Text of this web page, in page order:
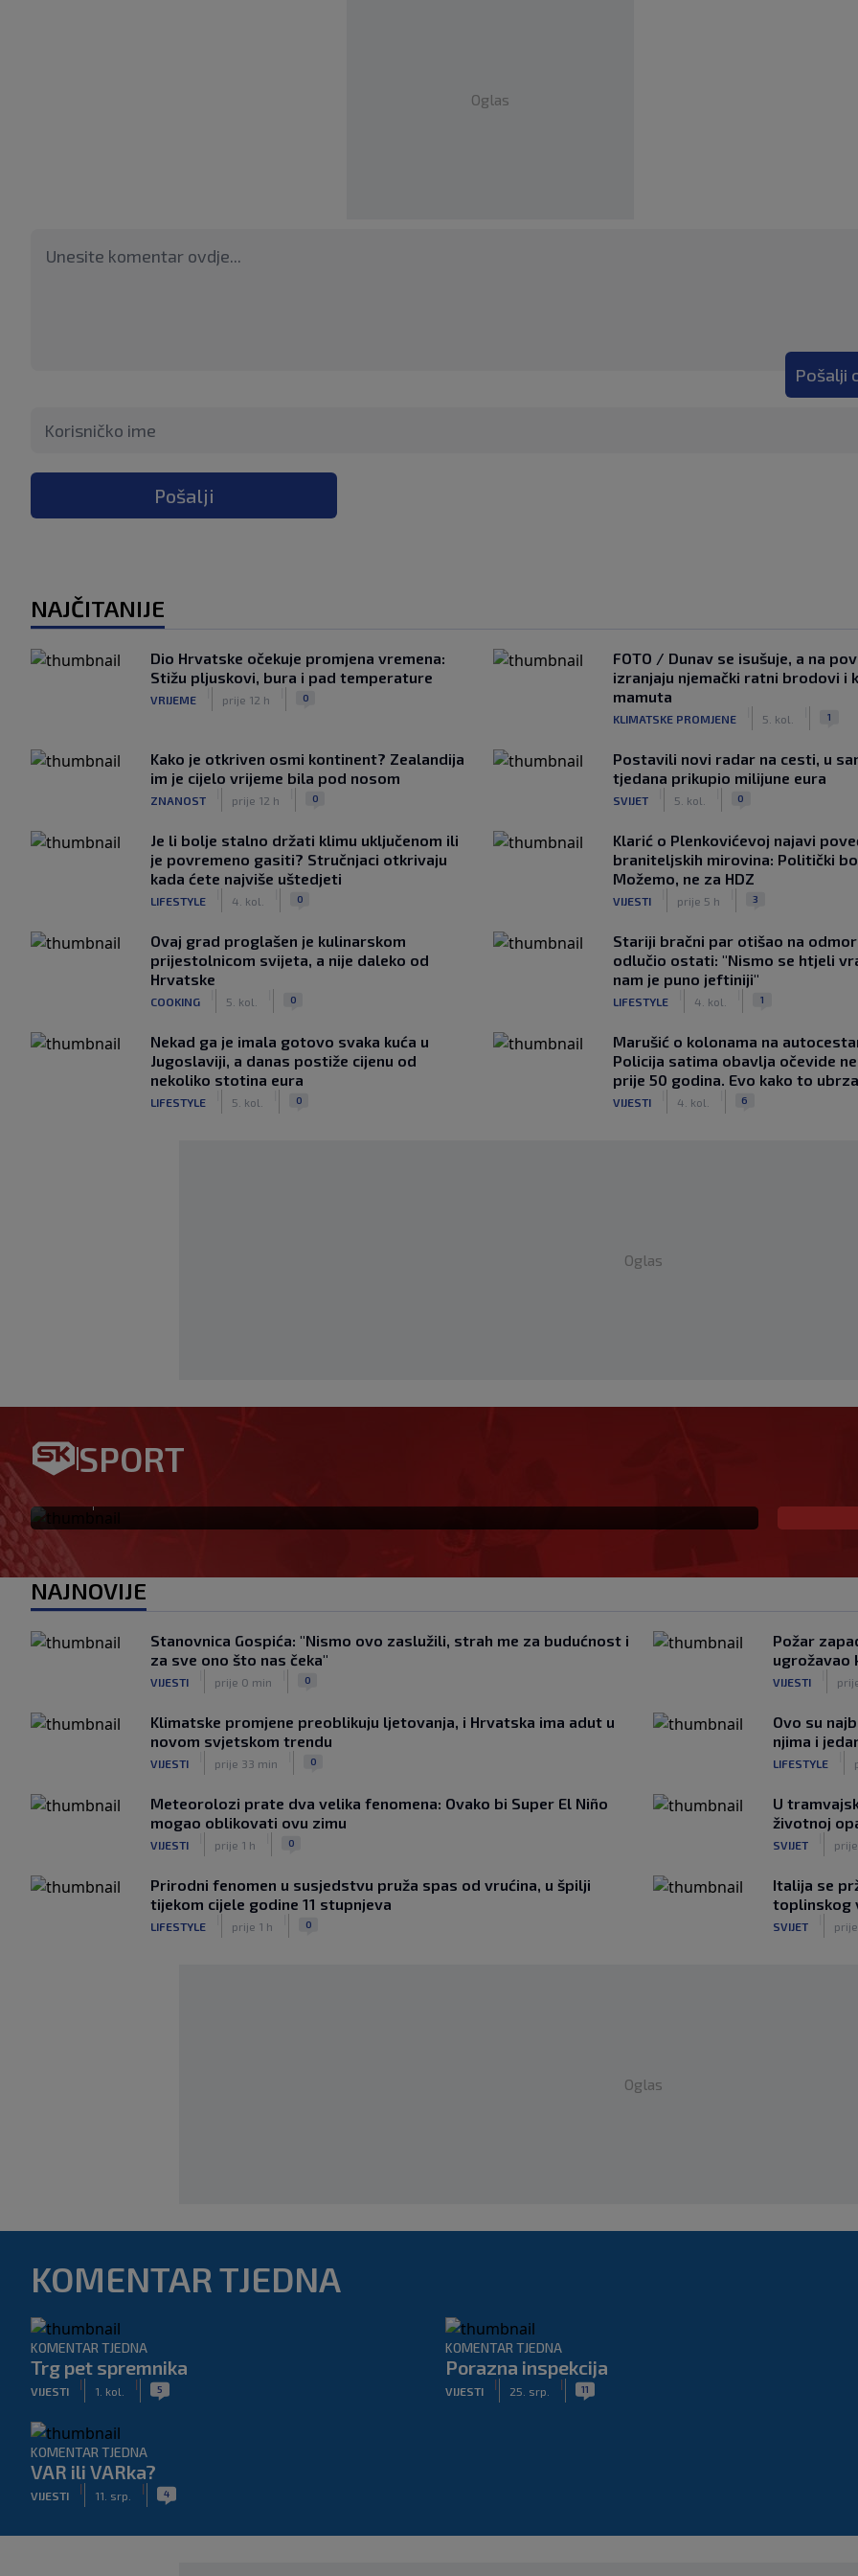
Oglas
Pošalji
Pošalji
NAJČITANIJE
Dio Hrvatske očekuje promjena vremena:
Stižu pljuskovi, bura i pad temperature
VRIJEME prije 12 h 0
FOTO / Dunav se isušuje, a na
izranjaju njemački ratni brodovi i
mamuta
KLIMATSKE PROMJENE 5. kol. 1
Kako je otkriven osmi kontinent? Zealandija
im je cijelo vrijeme bila pod nosom
ZNANOST prije 12 h 0
Postavili novi radar na cesti, u
tjedana prikupio milijune eura
SVIJET 5. kol. 0
Je li bolje stalno držati klimu uključenom ili
je povremeno gasiti? Stručnjaci otkrivaju
kada ćete najviše uštedjeti
LIFESTYLE 4. kol. 0
Klarić o Plenkovićevoj najavi
braniteljskih mirovina: Politički
Možemo, ne za HDZ
VIJESTI prije 5 h 3
Ovaj grad proglašen je kulinarskom
prijestolnicom svijeta, a nije daleko od
Hrvatske
COOKING 5. kol. 0
Stariji bračni par otišao na
odlučio ostati: "Nismo se htjeli
nam je puno jeftiniji"
LIFESTYLE 4. kol. 1
Nekad ga je imala gotovo svaka kuća u
Jugoslaviji, a danas postiže cijenu od
nekoliko stotina eura
LIFESTYLE 5. kol. 0
Marušić o kolonama na
Policija satima obavlja očevide
prije 50 godina. Evo kako to
VIJESTI 4. kol. 6
Oglas
SPORT
Sopić upitan navija li danas za Hajduk: ‘Nemojte me
vrijeđati!’
NAJNOVIJE
Stanovnica Gospića: "Nismo ovo zaslužili, strah me za budućnost i
za sve ono što nas čeka"
VIJESTI prije 0 min 0
Požar
ugrožavao
VIJESTI
Klimatske promjene preoblikuju ljetovanja, i Hrvatska ima adut u
novom svjetskom trendu
VIJESTI prije 33 min 0
Ovo su
njima i
LIFESTYLE
Meteorolozi prate dva velika fenomena: Ovako bi Super El Niño
mogao oblikovati ovu zimu
VIJESTI prije 1 h 0
U
životnoj
SVIJET
Prirodni fenomen u susjedstvu pruža spas od vrućina, u špilji
tijekom cijele godine 11 stupnjeva
LIFESTYLE prije 1 h 0
Italija se
toplinskog
SVIJET
Oglas
KOMENTAR TJEDNA
KOMENTAR TJEDNA
Trg pet spremnika
VIJESTI
|
1. kol.
| 5
KOMENTAR TJEDNA
Porazna inspekcija
VIJESTI
|
25. srp.
| 11
KOMENTAR TJEDNA
VAR ili VARka?
VIJESTI
|
11. srp.
| 4